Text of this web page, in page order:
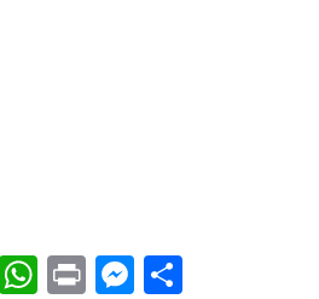
EmailWhatsApp
Print